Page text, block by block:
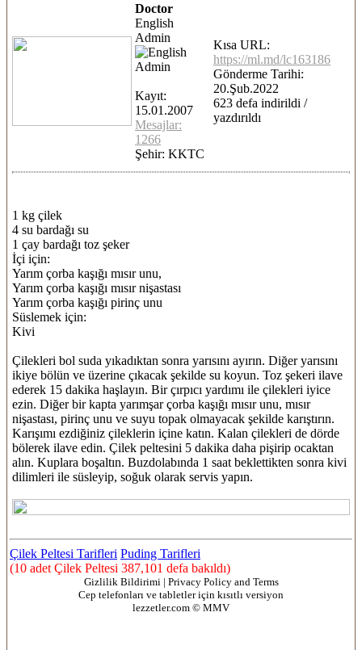
Doctor
English
Admin
Kayıt:
15.01.2007
Mesajlar:
1266
Şehir: KKTC
Kısa URL:
https://ml.md/lc163186
Gönderme Tarihi:
20.Şub.2022
623 defa indirildi /
yazdırıldı
1 kg çilek
4 su bardağı su
1 çay bardağı toz şeker
İçi için:
Yarım çorba kaşığı mısır unu,
Yarım çorba kaşığı mısır nişastası
Yarım çorba kaşığı pirinç unu
Süslemek için:
Kivi
Çilekleri bol suda yıkadıktan sonra yarısını ayırın. Diğer yarısını
ikiye bölün ve üzerine çıkacak şekilde su koyun. Toz şekeri ilave
ederek 15 dakika haşlayın. Bir çırpıcı yardımı ile çilekleri iyice
ezin. Diğer bir kapta yarımşar çorba kaşığı mısır unu, mısır
nişastası, pirinç unu ve suyu topak olmayacak şekilde karıştırın.
Karışımı ezdiğiniz çileklerin içine katın. Kalan çilekleri de dörde
bölerek ilave edin. Çilek peltesini 5 dakika daha pişirip ocaktan
alın. Kuplara boşaltın. Buzdolabında 1 saat beklettikten sonra kivi
dilimleri ile süsleyip, soğuk olarak servis yapın.
Çilek Peltesi Tarifleri Puding Tarifleri
(10 adet Çilek Peltesi 387,101 defa bakıldı)
Gizlilik Bildirimi | Privacy Policy and Terms
Cep telefonları ve tabletler için kısıtlı versiyon
lezzetler.com © MMV